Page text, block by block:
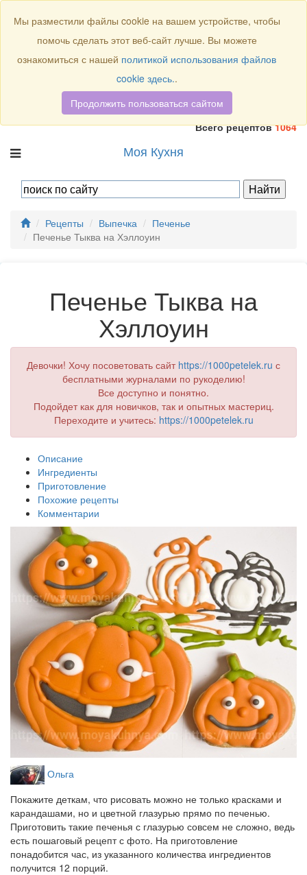
Всего рецептов1064
Моя Кухня
Рецепты Выпечка
Печенье
Печенье Тыква на Хэллоуин
Печенье Тыква на
Хэллоуин
Девочки! Хочу посоветовать сайт https://1000petelek.ru с
бесплатными журналами по рукоделию!
Все доступно и понятно.
Подойдет как для новичков, так и опытных мастериц.
Переходите и учитесь: https://1000petelek.ru
Описание
Ингредиенты
Приготовление
Похожие рецепты
Комментарии
Ольга
Покажите деткам, что рисовать можно не только красками и
карандашами, но и цветной глазурью прямо по печенью.
Приготовить такие печенья с глазурью совсем не сложно, ведь
есть пошаговый рецепт с фото. На приготовление
понадобится час, из указанного количества ингредиентов
получится 12 порций.
Мы разместили файлы cookie на вашем устройстве, чтобы
помочь сделать этот веб-сайт лучше. Вы можете
ознакомиться с нашей политикой использования файлов
cookie здесь..
Продолжить пользоваться сайтом